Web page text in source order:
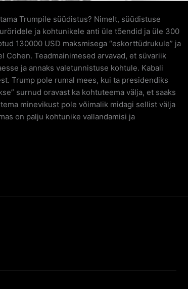
Trumpile süüdistus? Nimelt, süüdistuse
ja kohtunikele anti üle tõendid ja üle 300
130000 USD maksmisega “eskorttüdrukule” ja
Teadmainimesed arvavad, et süvariik
ja annaks valetunnistuse kohtule. Kabali
Trump pole rumal mees, kui ta presidendiks
surnud oravast ka kohtuteema välja, et saaks
minevikust pole võimalik midagi sellist välja
on palju kohtunike vallandamisi ja